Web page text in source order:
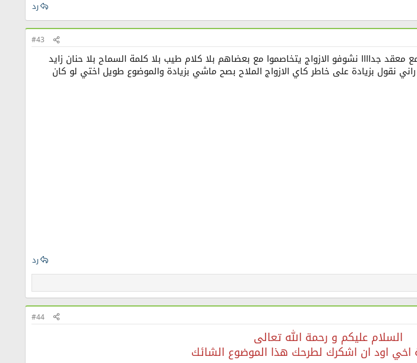
رد
#43
جداااا نشوفو الازواج يتخاصموا مع بعضاهم بلا كلام طيب بلا كلمة السماح بلا حنان زايد
نقول بزيادة على خاطر كاي الازواج الملاح بصح ماشي بزيادة والموضوع طويل اختي لو كان
رد
#44
السلام عليكم و رحمة الله تعالى
اخي اود ان اشكرك لطرحك هذا الموضوع الشائك